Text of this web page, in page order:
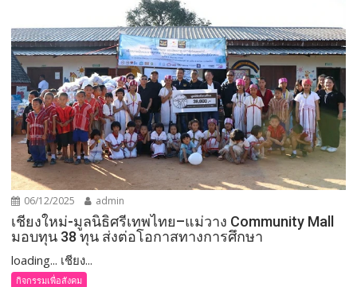
06/12/2025 admin
เชียงใหม่-มูลนิธิศรีเทพไทย–แม่วาง Community Mall
มอบทุน 38 ทุน ส่งต่อโอกาสทางการศึกษา
loading... เชียง...
กิจกรรมเพื่อสังคม